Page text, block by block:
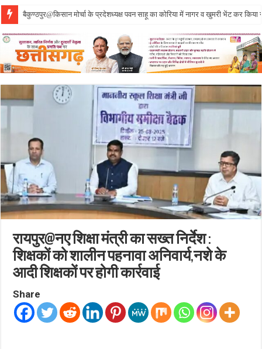
बैकुण्ठपुर@किसान मोर्चा के प्रदेशध्यक्ष पवन साहू का कोरिया में नागर व खुमरी भेंट कर किया
रायपुर@नए शिक्षा मंत्री का सख्त निर्देश :
शिक्षकों को शालीन पहनावा अनिवार्य,नशे के
आदी शिक्षकों पर होगी कार्रवाई
Share